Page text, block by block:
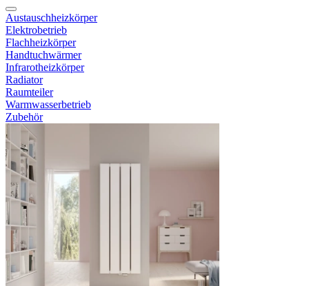
Austauschheizkörper
Elektrobetrieb
Flachheizkörper
Handtuchwärmer
Infrarotheizkörper
Radiator
Raumteiler
Warmwasserbetrieb
Zubehör